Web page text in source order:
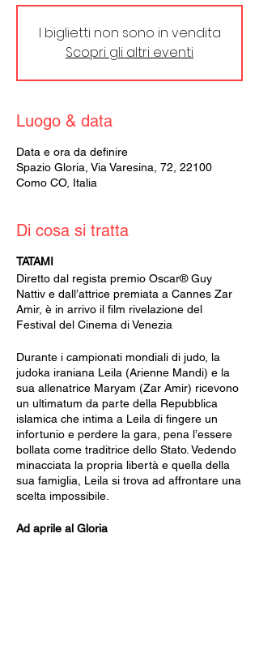
I biglietti non sono in vendita
Scopri gli altri eventi
Luogo & data
Data e ora da definire
Spazio Gloria, Via Varesina, 72, 22100
Como CO, Italia
Di cosa si tratta
TATAMI
Diretto dal regista premio Oscar® Guy
Nattiv e dall’attrice premiata a Cannes Zar
Amir, è in arrivo il film rivelazione del
Festival del Cinema di Venezia
Durante i campionati mondiali di judo, la
judoka iraniana Leila (Arienne Mandi) e la
sua allenatrice Maryam (Zar Amir) ricevono
un ultimatum da parte della Repubblica
islamica che intima a Leila di fingere un
infortunio e perdere la gara, pena l’essere
bollata come traditrice dello Stato. Vedendo
minacciata la propria libertà e quella della
sua famiglia, Leila si trova ad affrontare una
scelta impossibile.
Ad aprile al Gloria